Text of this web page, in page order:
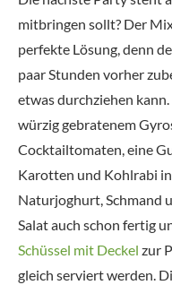
mitbringen sollt? Der
perfekte Lösung, denn
paar Stunden vorher
etwas durchziehen
würzig gebratenem
Cocktailtomaten, eine
Karotten und Kohlrabi
Naturjoghurt, Schmand
Salat auch schon fertig
Schüssel mit Deckel zur
gleich serviert werden.